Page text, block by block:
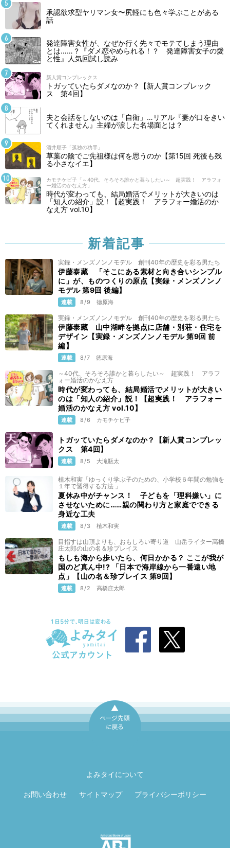
承認欲求型ヤリマン女〜尻軽にも色々学ぶことがある
話
発達障害女性が、なぜか行く先々でモテてしまう理由
とは……？『ダメ恋やめられる！？ 発達障害女子の愛
と性』人気回試し読み
新人賞コンプレックス
トガッていたらダメなのか？【新人賞コンプレック
ス 第4回】
夫と会話をしないのは「自衛」…リアル『妻が口をきい
てくれません』主婦が涙した名場面とは？
酒井順子「孤独の功罪」
草葉の陰でご先祖様は何を思うのか【第15回 死後も残
る小さなイエ】
カモチケビ子「～40代、そろそろ誰かと暮らしたい～ 超実践！ アラフォ
ー婚活のかなえ方」
時代が変わっても、結局婚活でメリットが大きいのは
「知人の紹介」説！【超実践！ アラフォー婚活のか
なえ方 vol.10】
新着記事
実録・メンズノンノモデル 創刊40年の歴史を彩る男たち
伊藤泰藏 「そこにある素材と向き合いシンプル
に」が、ものつくりの原点【実録・メンズノンノ
モデル 第9回 後編】
連載 8/9 徳原海
実録・メンズノンノモデル 創刊40年の歴史を彩る男たち
伊藤泰藏 山中湖畔を拠点に店舗・別荘・住宅を
デザイン【実録・メンズノンノモデル 第9回 前
編】
連載 8/7 徳原海
～40代、そろそろ誰かと暮らしたい～ 超実践！ アラフ
ォー婚活のかなえ方
時代が変わっても、結局婚活でメリットが大きい
のは「知人の紹介」説！【超実践！ アラフォー
婚活のかなえ方 vol.10】
連載 8/6 カモチケビ子
トガッていたらダメなのか？【新人賞コンプレッ
クス 第4回】
連載 8/5 大滝瓶太
植木和実「ゆっくり学ぶ子のための、小学校６年間の勉強を
１年で習得する方法 」
夏休み中がチャンス！ 子どもを「理科嫌い」に
させないために……親の関わり方と家庭でできる
身近な工夫
連載 8/3 植木和実
目指すは山頂よりも、おもしろい寄り道 山岳ライター高橋
庄太郎の山の名＆珍プレイス
もしも海から歩いたら、何日かかる？ ここが我が
国のど真ん中!? 「日本で海岸線から一番遠い地
点」【山の名＆珍プレイス 第9回】
連載 8/2 高橋庄太郎
よみタイについて
お問い合わせ サイトマップ プライバシーポリシー